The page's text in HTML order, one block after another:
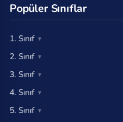
Popüler Sınıflar
1. Sınıf
2. Sınıf
3. Sınıf
4. Sınıf
5. Sınıf